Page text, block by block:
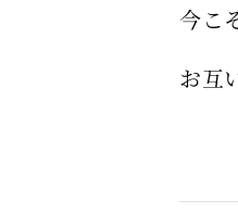
今こ
お互